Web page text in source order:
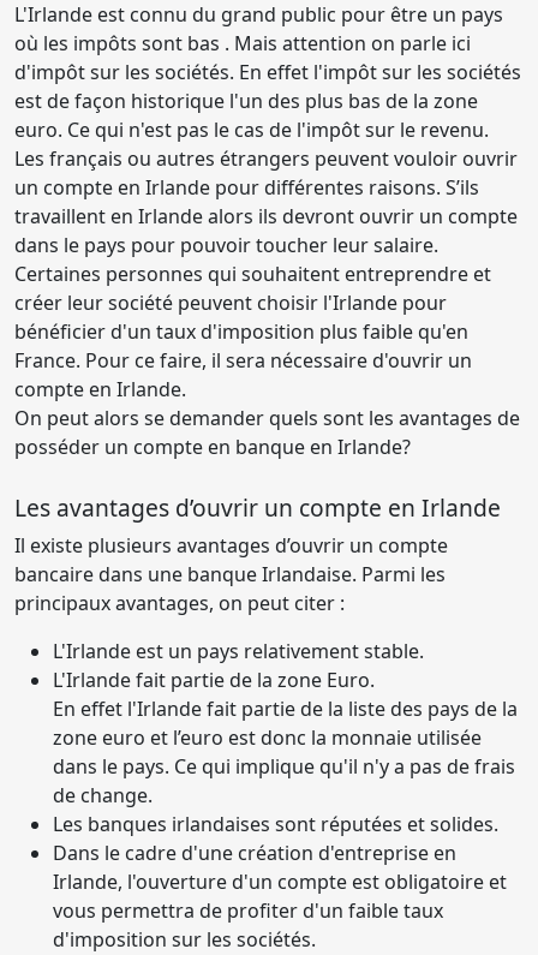
L'Irlande est connu du grand public pour être un pays
où les impôts sont bas . Mais attention on parle ici
d'impôt sur les sociétés. En effet l'impôt sur les sociétés
est de façon historique l'un des plus bas de la zone
euro. Ce qui n'est pas le cas de l'impôt sur le revenu.
Les français ou autres étrangers peuvent vouloir ouvrir
un compte en Irlande pour différentes raisons. S’ils
travaillent en Irlande alors ils devront ouvrir un compte
dans le pays pour pouvoir toucher leur salaire.
Certaines personnes qui souhaitent entreprendre et
créer leur société peuvent choisir l'Irlande pour
bénéficier d'un taux d'imposition plus faible qu'en
France. Pour ce faire, il sera nécessaire d'ouvrir un
compte en Irlande.
On peut alors se demander quels sont les avantages de
posséder un compte en banque en Irlande?
Les avantages d’ouvrir un compte en Irlande
Il existe plusieurs avantages d’ouvrir un compte
bancaire dans une banque Irlandaise. Parmi les
principaux avantages, on peut citer :
L'Irlande est un pays relativement stable.
L'Irlande fait partie de la zone Euro.
En effet l'Irlande fait partie de la liste des pays de la
zone euro et l’euro est donc la monnaie utilisée
dans le pays. Ce qui implique qu'il n'y a pas de frais
de change.
Les banques irlandaises sont réputées et solides.
Dans le cadre d'une création d'entreprise en
Irlande, l'ouverture d'un compte est obligatoire et
vous permettra de profiter d'un faible taux
d'imposition sur les sociétés.